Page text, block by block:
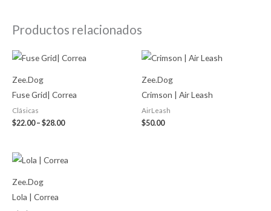
Productos relacionados
Zee.Dog
Fuse Grid| Correa
Clásicas
$22.00 – $28.00
Price
range:
$28.00
Zee.Dog
Crimson | Air Leash
AirLeash
$50.00
Zee.Dog
Lola | Correa
range: